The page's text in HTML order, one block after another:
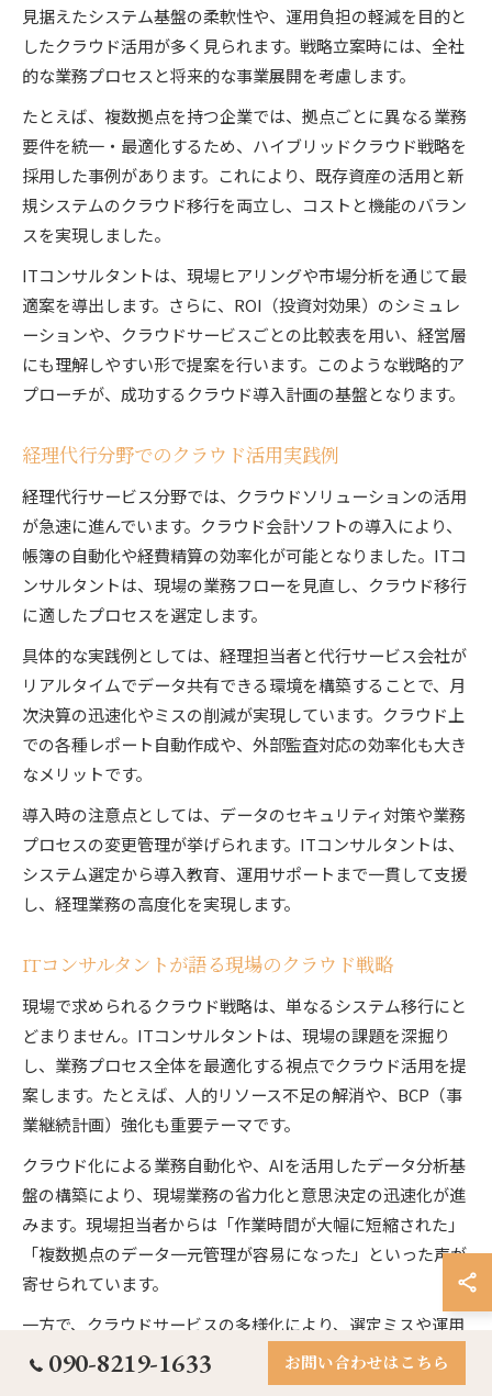
見据えたシステム基盤の柔軟性や、運用負担の軽減を目的と
したクラウド活用が多く見られます。戦略立案時には、全社
的な業務プロセスと将来的な事業展開を考慮します。
たとえば、複数拠点を持つ企業では、拠点ごとに異なる業務
要件を統一・最適化するため、ハイブリッドクラウド戦略を
採用した事例があります。これにより、既存資産の活用と新
規システムのクラウド移行を両立し、コストと機能のバラン
スを実現しました。
ITコンサルタントは、現場ヒアリングや市場分析を通じて最
適案を導出します。さらに、ROI（投資対効果）のシミュレ
ーションや、クラウドサービスごとの比較表を用い、経営層
にも理解しやすい形で提案を行います。このような戦略的ア
プローチが、成功するクラウド導入計画の基盤となります。
経理代行分野でのクラウド活用実践例
経理代行サービス分野では、クラウドソリューションの活用
が急速に進んでいます。クラウド会計ソフトの導入により、
帳簿の自動化や経費精算の効率化が可能となりました。ITコ
ンサルタントは、現場の業務フローを見直し、クラウド移行
に適したプロセスを選定します。
具体的な実践例としては、経理担当者と代行サービス会社が
リアルタイムでデータ共有できる環境を構築することで、月
次決算の迅速化やミスの削減が実現しています。クラウド上
での各種レポート自動作成や、外部監査対応の効率化も大き
なメリットです。
導入時の注意点としては、データのセキュリティ対策や業務
プロセスの変更管理が挙げられます。ITコンサルタントは、
システム選定から導入教育、運用サポートまで一貫して支援
し、経理業務の高度化を実現します。
ITコンサルタントが語る現場のクラウド戦略
現場で求められるクラウド戦略は、単なるシステム移行にと
どまりません。ITコンサルタントは、現場の課題を深掘り
し、業務プロセス全体を最適化する視点でクラウド活用を提
案します。たとえば、人的リソース不足の解消や、BCP（事
業継続計画）強化も重要テーマです。
クラウド化による業務自動化や、AIを活用したデータ分析基
盤の構築により、現場業務の省力化と意思決定の迅速化が進
みます。現場担当者からは「作業時間が大幅に短縮された」
「複数拠点のデータ一元管理が容易になった」といった声が
寄せられています。
一方で、クラウドサービスの多様化により、選定ミスや運用
負担増加のリスクも指摘されています。ITコンサルタント
は、現場との密なコミュニケーションを重視し、最適なクラ
090-8219-1633 お問い合わせはこちら